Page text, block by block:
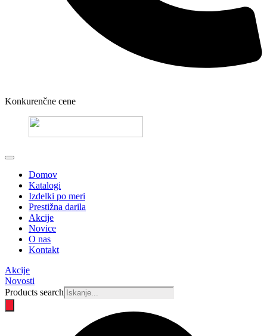
Konkurenčne cene
Domov
Katalogi
Izdelki po meri
Prestižna darila
Akcije
Novice
O nas
Kontakt
Akcije
Novosti
Products search